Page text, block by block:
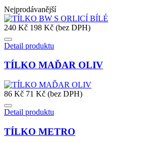
Nejprodávanější
240 Kč 198 Kč (bez DPH)
Detail produktu
TÍLKO MAĎAR OLIV
86 Kč 71 Kč (bez DPH)
Detail produktu
TÍLKO METRO